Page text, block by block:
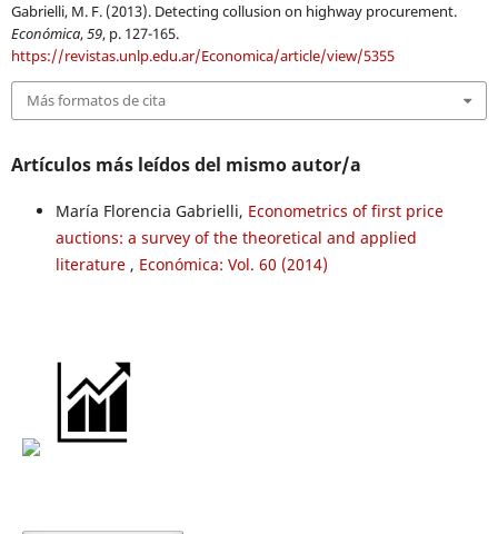
Gabrielli, M. F. (2013). Detecting collusion on highway procurement.
Económica,59, p. 127-165.
https://revistas.unlp.edu.ar/Economica/article/view/5355
Más formatos de cita
Artículos más leídos del mismo autor/a
María Florencia Gabrielli, Econometrics of first price
auctions: a survey of the theoretical and applied
literature , Económica: Vol. 60 (2014)